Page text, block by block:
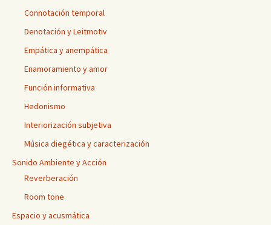
Connotación temporal
Denotación y Leitmotiv
Empática y anempática
Enamoramiento y amor
Función informativa
Hedonismo
Interiorización subjetiva
Música diegética y caracterización
Sonido Ambiente y Acción
Reverberación
Room tone
Espacio y acusmática